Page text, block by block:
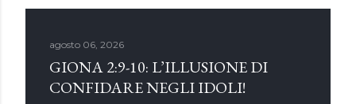
agosto 06, 2026
GIONA 2:9-10: L’ILLUSIONE DI
CONFIDARE NEGLI IDOLI!